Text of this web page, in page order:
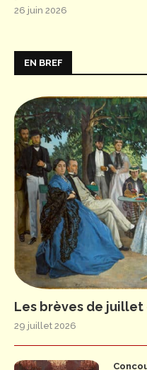
26 juin 2026
EN BREF
Les brèves de juillet
29 juillet 2026